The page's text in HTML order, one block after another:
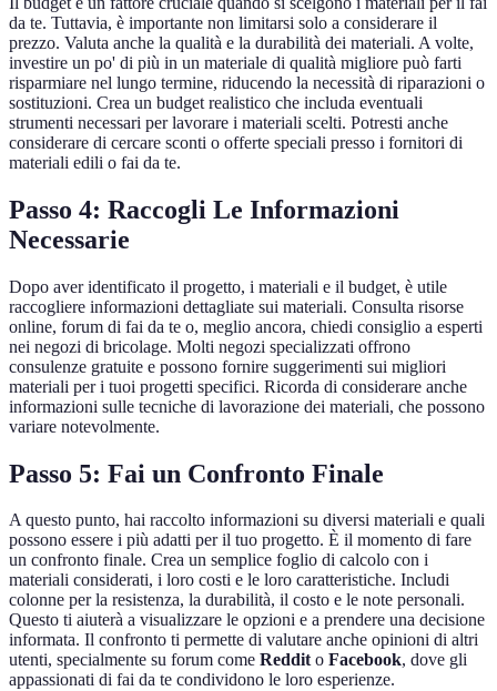
da te. Tuttavia, è importante non limitarsi solo a considerare il
prezzo. Valuta anche la qualità e la durabilità dei materiali. A volte,
investire un po' di più in un materiale di qualità migliore può farti
risparmiare nel lungo termine, riducendo la necessità di riparazioni o
sostituzioni. Crea un budget realistico che includa eventuali
strumenti necessari per lavorare i materiali scelti. Potresti anche
considerare di cercare sconti o offerte speciali presso i fornitori di
materiali edili o fai da te.
Passo 4: Raccogli Le Informazioni
Necessarie
Dopo aver identificato il progetto, i materiali e il budget, è utile
raccogliere informazioni dettagliate sui materiali. Consulta risorse
online, forum di fai da te o, meglio ancora, chiedi consiglio a esperti
nei negozi di bricolage. Molti negozi specializzati offrono
consulenze gratuite e possono fornire suggerimenti sui migliori
materiali per i tuoi progetti specifici. Ricorda di considerare anche
informazioni sulle tecniche di lavorazione dei materiali, che possono
variare notevolmente.
Passo 5: Fai un Confronto Finale
A questo punto, hai raccolto informazioni su diversi materiali e quali
possono essere i più adatti per il tuo progetto. È il momento di fare
un confronto finale. Crea un semplice foglio di calcolo con i
materiali considerati, i loro costi e le loro caratteristiche. Includi
colonne per la resistenza, la durabilità, il costo e le note personali.
Questo ti aiuterà a visualizzare le opzioni e a prendere una decisione
informata. Il confronto ti permette di valutare anche opinioni di altri
utenti, specialmente su forum come Reddito Facebook, dove gli
appassionati di fai da te condividono le loro esperienze.